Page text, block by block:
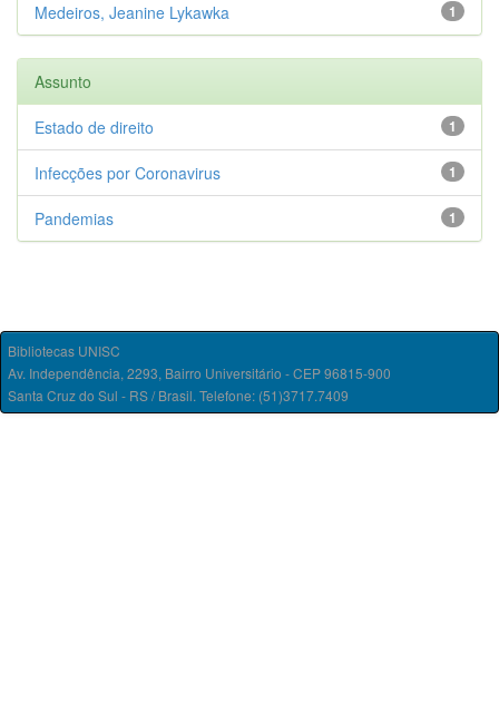
1
Medeiros, Jeanine Lykawka
Assunto
1
Estado de direito
1
Infecções por Coronavirus
1
Pandemias
Bibliotecas UNISC
Av. Independência, 2293, Bairro Universitário - CEP 96815-900
Santa Cruz do Sul - RS / Brasil. Telefone: (51)3717.7409